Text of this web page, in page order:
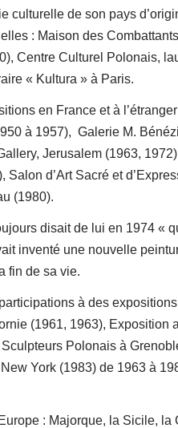
culturelle de son pays
: Maison des
Centre Culturel Polonais,
« Kultura » à Paris.
en France et à
à 1957), Galerie M.
Jerusalem (1963,
Salon d’Art Sacré et
(1980).
disait de lui en 1974 «
inventé une nouvelle
fin de sa vie.
à des
(1961, 1963),
Polonais à
York (1983) de 1963 à
: Majorque, la Sicile,